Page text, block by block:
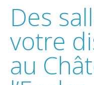
Des
votre
au